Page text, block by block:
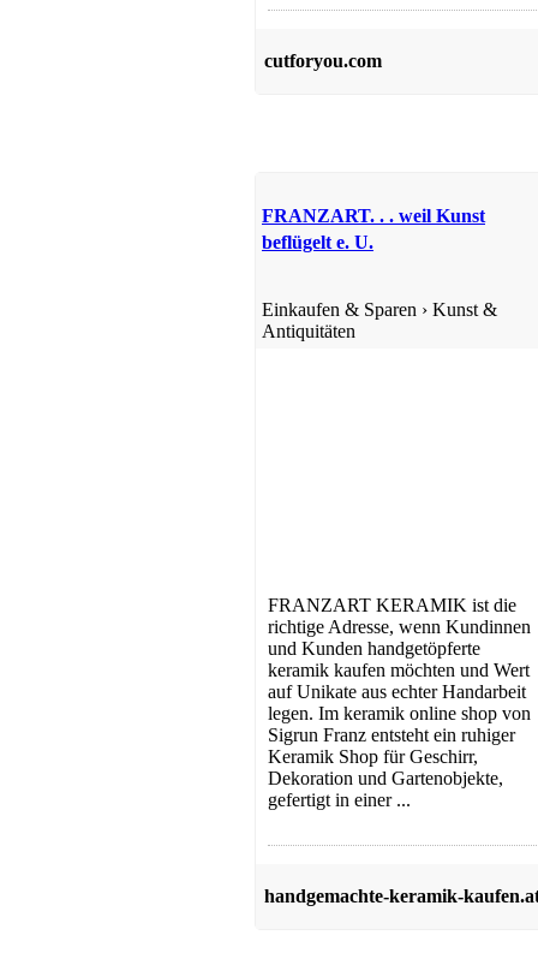
Einkaufen & Sparen
Gesundheit & Wellness
cutforyou.com
FRANZART. . . weil Kunst
beflügelt e. U.
Einkaufen & Sparen › Kunst &
Antiquitäten
FRANZART KERAMIK ist die
richtige Adresse, wenn Kundinnen
und Kunden handgetöpferte
keramik kaufen möchten und Wert
auf Unikate aus echter Handarbeit
legen. Im keramik online shop von
Sigrun Franz entsteht ein ruhiger
Keramik Shop für Geschirr,
Dekoration und Gartenobjekte,
gefertigt in einer ...
handgemachte-keramik-